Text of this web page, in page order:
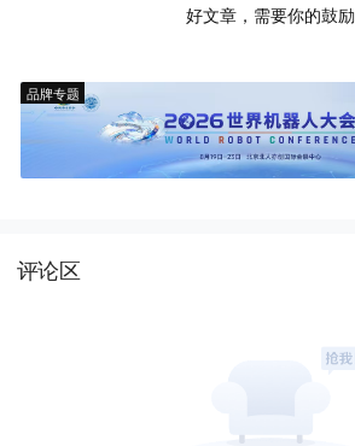
好文章，需要你的鼓励
品牌专题
评论区